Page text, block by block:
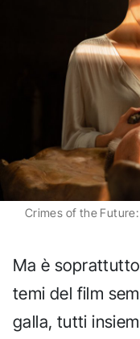
Crimes of the
Ma è
temi del film
galla, tutti